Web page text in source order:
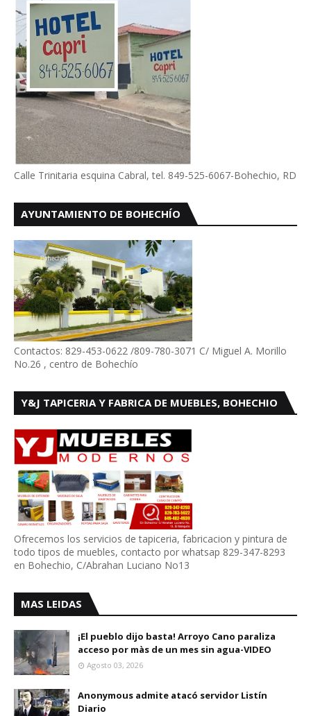
Calle Trinitaria esquina Cabral, tel. 849-525-6067-Bohechio, RD
AYUNTAMIENTO DE BOHECHÍO
Contactos: 829-453-0622 /809-780-3071 C/ Miguel A. Morillo
No.26 , centro de Bohechío
Y&J TAPICERIA Y FABRICA DE MUEBLES, BOHECHIO
Ofrecemos los servicios de tapiceria, fabricacion y pintura de
todo tipos de muebles, contacto por whatsap 829-347-8293
en Bohechio, C/Abrahan Luciano No13
MAS LEIDAS
¡El pueblo dijo basta! Arroyo Cano paraliza
acceso por màs de un mes sin agua-VIDEO
Agosto 03, 2026
Anonymous admite atacó servidor Listín
Diario